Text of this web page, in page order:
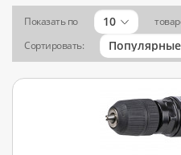
Показать по 10
Сортировать:
Популярные